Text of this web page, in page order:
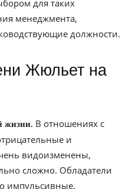
для таких
менеджмента,
должности.
жизни. В отношениях с
и
видоизменены,
сложно. Обладатели
импульсивные,